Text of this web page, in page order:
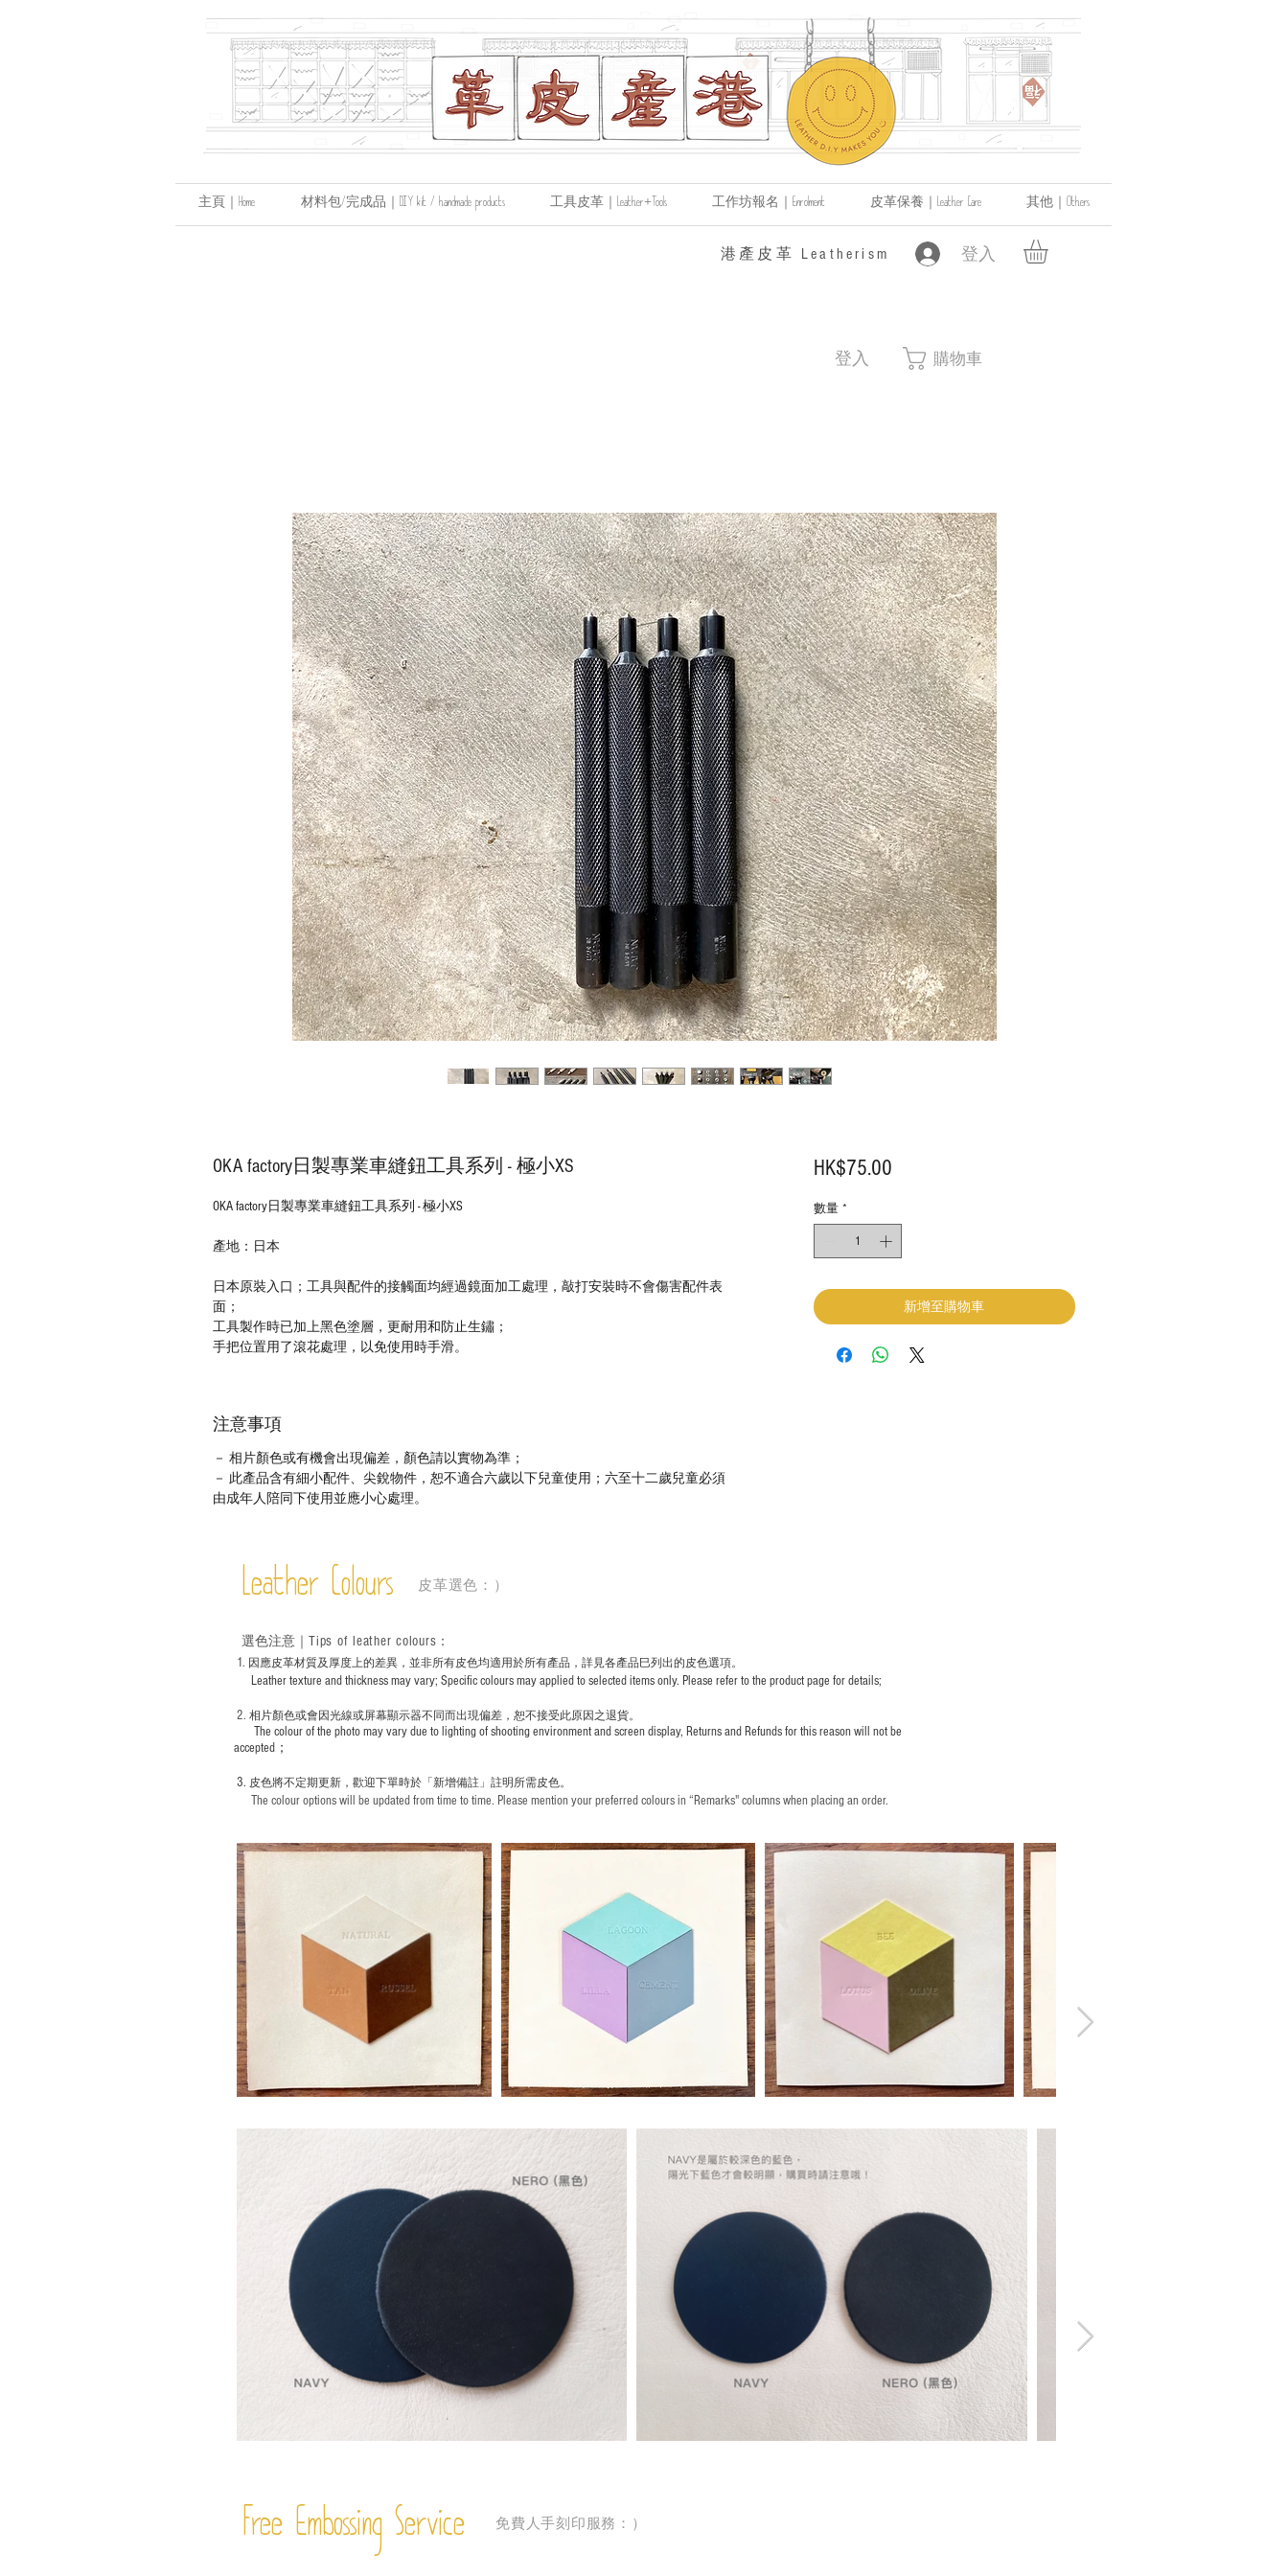
主頁｜Home 材料包/完成品｜DIY kit / handmade products 工具皮革｜Leather+Tools 工作坊報名｜Enrolment 皮革保養｜Leather Care 其他｜Others
登入
​港產皮革 Leatherism
登入 購物車
OKA factory日製專業車縫鈕工具系列 - 極小XS
OKA factory日製專業車縫鈕工具系列 - 極小XS
產地：日本
日本原裝入口；工具與配件的接觸面均經過鏡面加工處理，敲打安裝時不會傷害配件表
面；
工具製作時已加上黑色塗層，更耐用和防止生鏽；
手把位置用了滾花處理，以免使用時手滑。
注意事項
－ 相片顏色或有機會出現偏差，顏色請以實物為準；
－ 此產品含有細小配件、尖銳物件，恕不適合六歲以下兒童使用；六至十二歲兒童必須
由成年人陪同下使用並應小心處理。
HK$75.00價
數量 *
新增至購物車
Leather Colours 皮革選色：）
1. ​ 因應皮革材質及厚度上的差異，並非所有皮色均適用於所有產品，詳見各產品巳列出的皮色選項。
Leather texture and thickness may vary; Specific colours may applied to selected items only. Please refer to the product page for details;
2. 相片顏色或會因光線或屏幕顯示器不同而出現偏差，恕不接受此原因之退貨。
The colour of the photo may vary due to lighting of shooting environment and screen display, Returns and Refunds for this reason will not be
accepted；
3. 皮色將不定期更新，歡迎下單時於「新增備註」註明 所需皮色。
The colour options will be updated from time to time. Please mention your preferred colours in “Remarks" columns when placing an order.
選色注意｜ Tips of leather colours ：
Free Embossing Service 免費人手刻印服務：）